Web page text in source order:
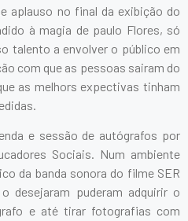
aplauso no final da exibição do
à magia de paulo Flores, só
talento a envolver o público em
com que as pessoas sairam do
as melhors expectivas tinham
e sessão de autógrafos por
Sociais. Num ambiente
da banda sonora do filme SER
desejaram puderam adquirir o
e até tirar fotografias com